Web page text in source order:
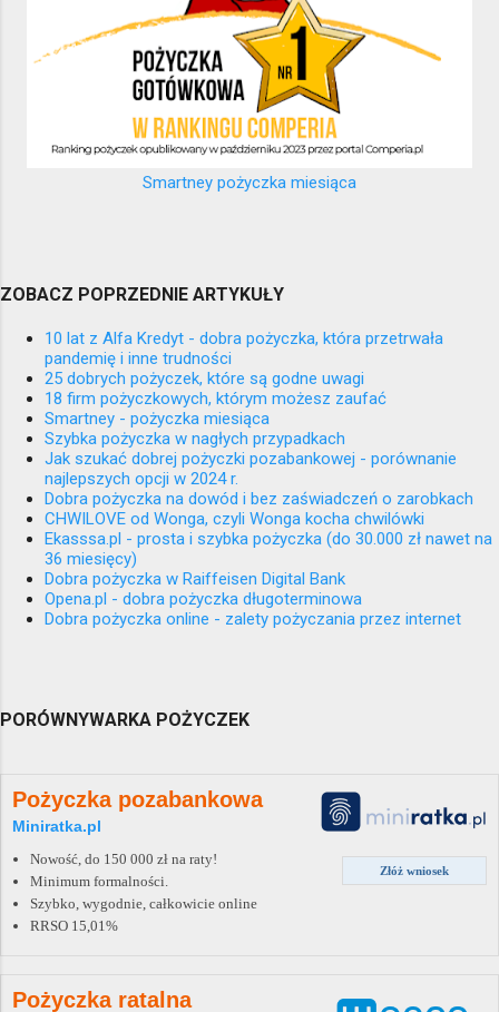
Smartney pożyczka miesiąca
ZOBACZ POPRZEDNIE ARTYKUŁY
10 lat z Alfa Kredyt - dobra pożyczka, która przetrwała
pandemię i inne trudności
25 dobrych pożyczek, które są godne uwagi
18 firm pożyczkowych, którym możesz zaufać
Smartney - pożyczka miesiąca
Szybka pożyczka w nagłych przypadkach
Jak szukać dobrej pożyczki pozabankowej - porównanie
najlepszych opcji w 2024 r.
Dobra pożyczka na dowód i bez zaświadczeń o zarobkach
CHWILOVE od Wonga, czyli Wonga kocha chwilówki
Ekasssa.pl - prosta i szybka pożyczka (do 30.000 zł nawet na
36 miesięcy)
Dobra pożyczka w Raiffeisen Digital Bank
Opena.pl - dobra pożyczka długoterminowa
Dobra pożyczka online - zalety pożyczania przez internet
PORÓWNYWARKA POŻYCZEK
Pożyczka pozabankowa
Miniratka.pl
Złóż wniosek
Nowość, do 150 000 zł na raty!
Minimum formalności.
Szybko, wygodnie, całkowicie online
RRSO 15,01%
Pożyczka ratalna